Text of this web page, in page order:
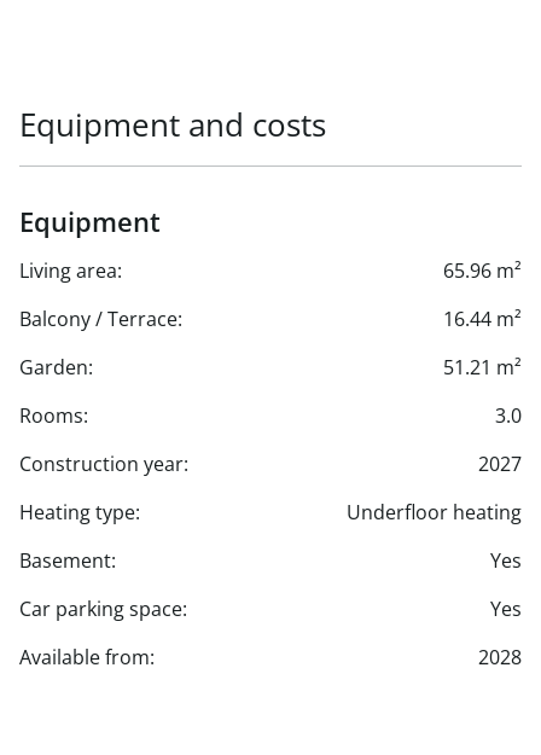
Equipment and costs
Equipment
Living area:
65.96 m²
Balcony / Terrace:
16.44 m²
Garden:
51.21 m²
Rooms:
3.0
Construction year:
2027
Heating type:
Underfloor heating
Basement:
Yes
Car parking space:
Yes
Available from:
2028